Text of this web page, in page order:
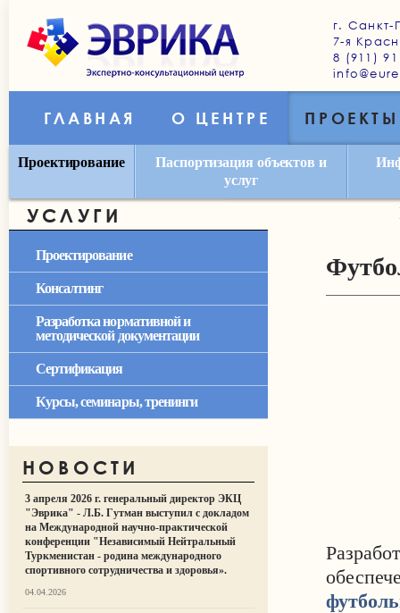
г. Санкт-
7-я
8 (911)
ГЛАВНАЯ О ЦЕНТРЕ ПРОЕКТЫ
Проектирование
Паспортизация объектов и
услуг
УСЛУГИ
Проектирование
Консалтинг
Разработка нормативной и
методической документации
Сертификация
Курсы, семинары, тренинги
НОВОСТИ
3 апреля 2026 г. генеральный директор ЭКЦ
"Эврика" - Л.Б. Гутман выступил с докладом
на Международной научно-практической
конференции "Независимый Нейтральный
Туркменистан - родина международного
спортивного сотрудничества и здоровья».
04.04.2026